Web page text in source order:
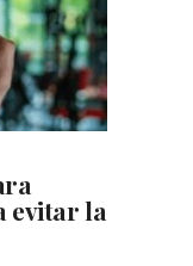
evitar la